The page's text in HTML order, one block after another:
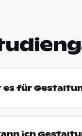
für